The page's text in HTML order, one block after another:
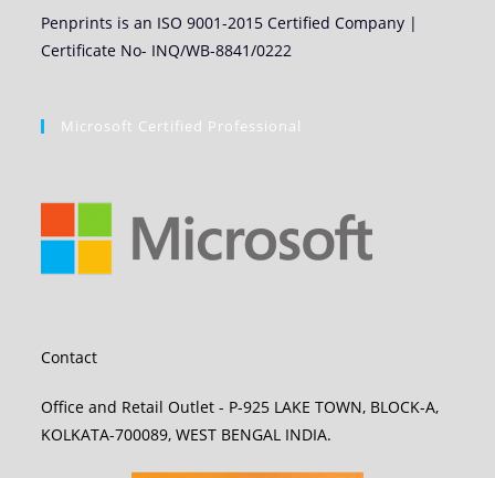
Penprints is an ISO 9001-2015 Certified Company |
Certificate No- INQ/WB-8841/0222
Microsoft Certified Professional
Contact
Office and Retail Outlet - P-925 LAKE TOWN, BLOCK-A,
KOLKATA-700089, WEST BENGAL INDIA.